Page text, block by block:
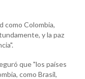
como Colombia,
y la paz
que "los países
como Brasil,